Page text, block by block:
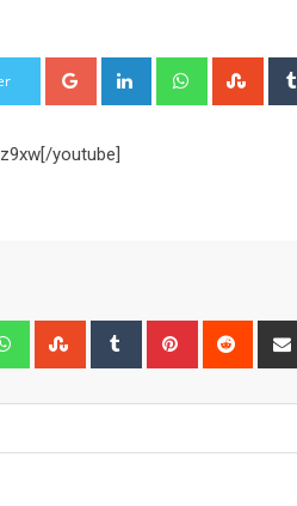
Google+ LinkedIn Whatsapp
youtube]
WhatsappStumbleUpon
Tumblr Pinterest Reddit